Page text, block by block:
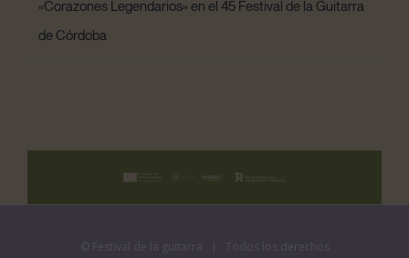
«Corazones Legendarios» en el 45 Festival de la Guitarra
de Córdoba
© Festival de la guitarra | Todos los derechos